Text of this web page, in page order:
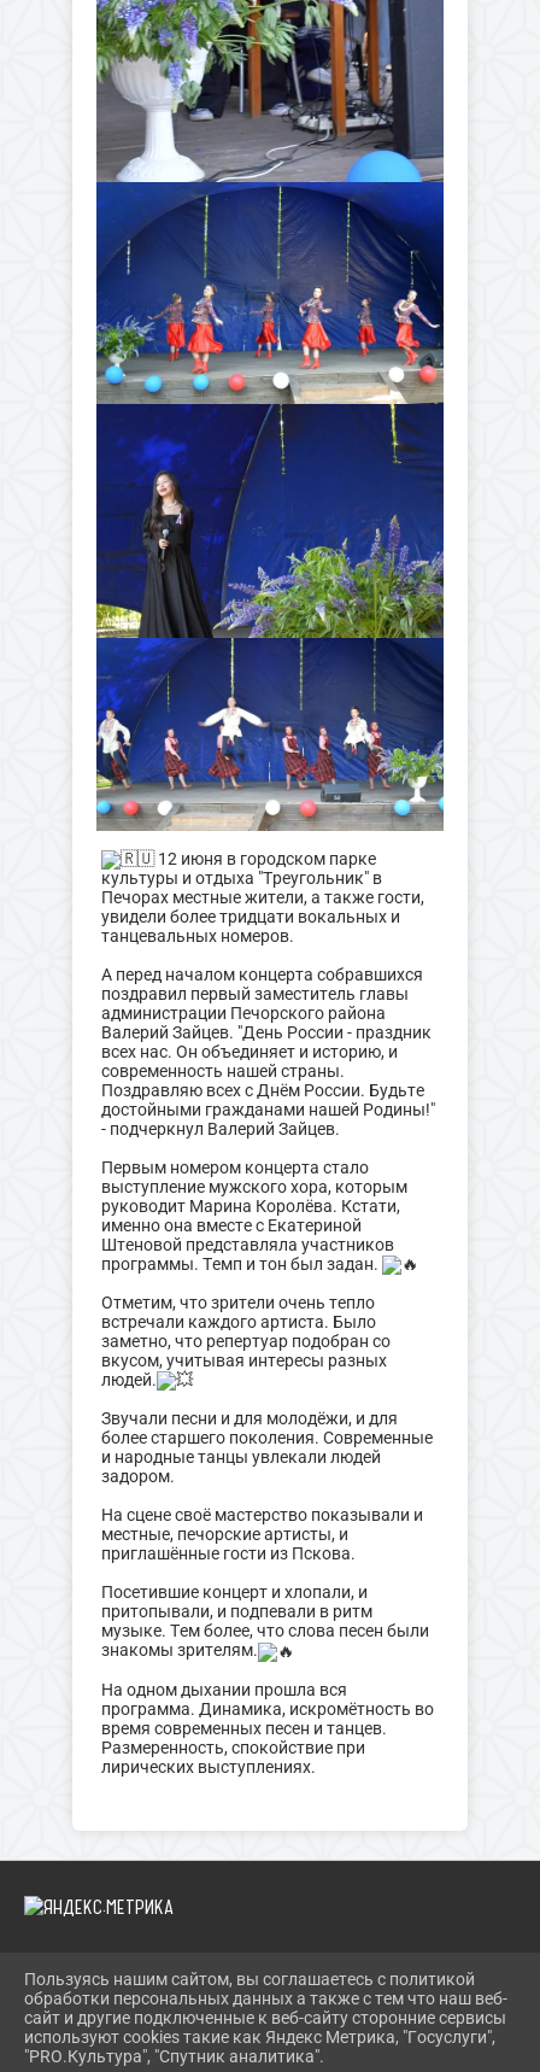
12 июня в городском парке
культуры и отдыха "Треугольник" в
Печорах местные жители, а также гости,
увидели более тридцати вокальных и
танцевальных номеров.
А перед началом концерта собравшихся
поздравил первый заместитель главы
администрации Печорского района
Валерий Зайцев. "День России - праздник
всех нас. Он объединяет и историю, и
современность нашей страны.
Поздравляю всех с Днём России. Будьте
достойными гражданами нашей Родины!"
- подчеркнул Валерий Зайцев.
Первым номером концерта стало
выступление мужского хора, которым
руководит Марина Королёва. Кстати,
именно она вместе с Екатериной
Штеновой представляла участников
программы. Темп и тон был задан.
Отметим, что зрители очень тепло
встречали каждого артиста. Было
заметно, что репертуар подобран со
вкусом, учитывая интересы разных
людей.
Звучали песни и для молодёжи, и для
более старшего поколения. Современные
и народные танцы увлекали людей
задором.
На сцене своё мастерство показывали и
местные, печорские артисты, и
приглашённые гости из Пскова.
Посетившие концерт и хлопали, и
притопывали, и подпевали в ритм
музыке. Тем более, что слова песен были
знакомы зрителям.
На одном дыхании прошла вся
программа. Динамика, искромётность во
время современных песен и танцев.
Размеренность, спокойствие при
лирических выступлениях.
2026 Г. PECHORY-RCK.RU
ВХОД
КАРТА САЙТА
ПОЛИТИКА ОБРАБОТКИ ПЕРСОНАЛЬНЫХ ДАННЫХ
Пользуясь нашим сайтом, вы соглашаетесь с политикой
обработки персональных данных а также с тем что наш веб-
сайт и другие подключенные к веб-сайту сторонние сервисы
используют cookies такие как Яндекс Метрика, "Госуслуги",
"PRO.Культура", "Спутник аналитика".